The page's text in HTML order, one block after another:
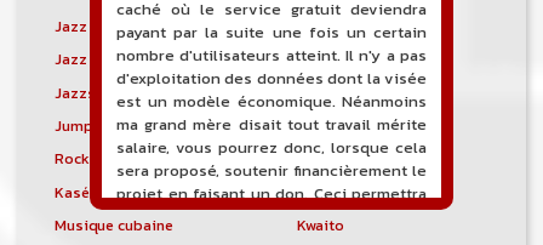
Jazz Nouvelle-Orléans
Jazz punk
Jazz vocal
Jazz-funk
Jazzstep
Jersey club
Jump blues
Jump-up
Rock canadien
Kansas City blues
Kasékò
Kizomba
Musique cubaine
Kwaito
caché où le service gratuit deviendra
payant par la suite une fois un certain
nombre d'utilisateurs atteint. Il n'y a pas
d'exploitation des données dont la visée
est un modèle économique. Néanmoins
ma grand mère disait tout travail mérite
salaire, vous pourrez donc, lorsque cela
sera proposé, soutenir financièrement le
projet en faisant un don. Ceci permettra
de financer l'hébergement, le nom de